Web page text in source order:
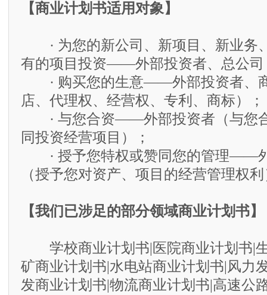
【商业计划书适用对象】
· 为您的新公司、新项目、新业务
有的项目投资——外部投资者、总公司
· 购买您的生意——外部投资者、商
店、代理权、经营权、专利、商标）；
· 与您合资——外部投资者（与您合
同投资经营项目）；
· 授予您特权或赞同您的管理——
（授予您对资产、项目的经营管理权
【我们已涉足的部分领域商业计划书】
学校商业计划书|医院商业计划书|
矿商业计划书|水电站商业计划书|风力
发商业计划书|物流商业计划书|高速公